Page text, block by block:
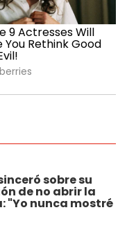
sobre su
de no abrir la
"Yo nunca mostré